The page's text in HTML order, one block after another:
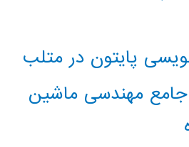
پایتون در متلب
جامع مهندسی ماشین